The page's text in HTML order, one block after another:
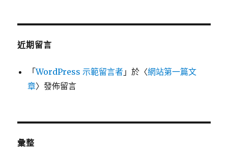
近期留言
「WordPress 示範留言者 」於〈網站第一篇文
章〉發佈留言
彙整